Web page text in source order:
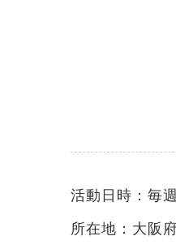
活動日時：毎
所在地：大阪